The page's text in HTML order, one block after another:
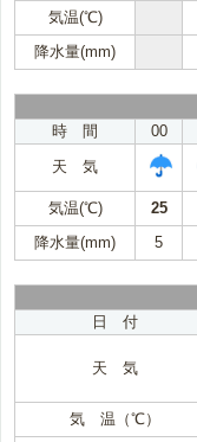
気温(℃)
降水量(mm)
時 間
00
天 気
気温(℃) 25
降水量(mm)
5
日 付
天 気
気 温（℃）